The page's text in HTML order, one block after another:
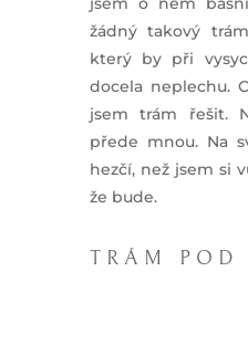
žádný takový
který by při
docela neplechu.
jsem trám řešit.
přede mnou. Na
hezčí, než jsem si
že bude.
TRÁM POD